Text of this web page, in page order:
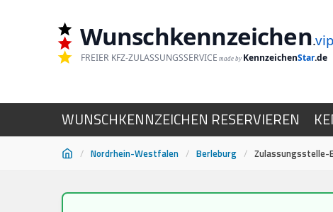
Wunschkennzeichen.vip
FREIER KFZ-ZULASSUNGSSERVICE made by KennzeichenStar.de
WUNSCHKENNZEICHEN RESERVIEREN
/ Nordrhein-Westfalen / Berleburg / Zulassungsstelle-